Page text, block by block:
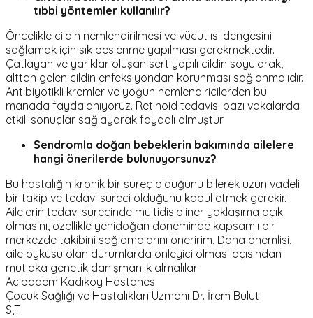
tıbbi yöntemler kullanılır?
Öncelikle cildin nemlendirilmesi ve vücut ısı dengesini
sağlamak için sık beslenme yapılması gerekmektedir.
Çatlayan ve yarıklar oluşan sert yapılı cildin soyularak,
alttan gelen cildin enfeksiyondan korunması sağlanmalıdır.
Antibiyotikli kremler ve yoğun nemlendiricilerden bu
manada faydalanıyoruz. Retinoid tedavisi bazı vakalarda
etkili sonuçlar sağlayarak faydalı olmuştur
Sendromla doğan bebeklerin bakımında ailelere
hangi önerilerde bulunuyorsunuz?
Bu hastalığın kronik bir süreç olduğunu bilerek uzun vadeli
bir takip ve tedavi süreci olduğunu kabul etmek gerekir.
Ailelerin tedavi sürecinde multidisipliner yaklaşıma açık
olmasını, özellikle yenidoğan döneminde kapsamlı bir
merkezde takibini sağlamalarını öneririm. Daha önemlisi,
aile öyküsü olan durumlarda önleyici olması açısından
mutlaka genetik danışmanlık almalılar
Acıbadem Kadıköy Hastanesi
Çocuk Sağlığı ve Hastalıkları Uzmanı Dr. İrem Bulut
S,T